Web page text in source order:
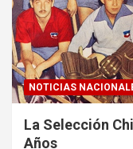
NOTICIAS
La Selección
Años